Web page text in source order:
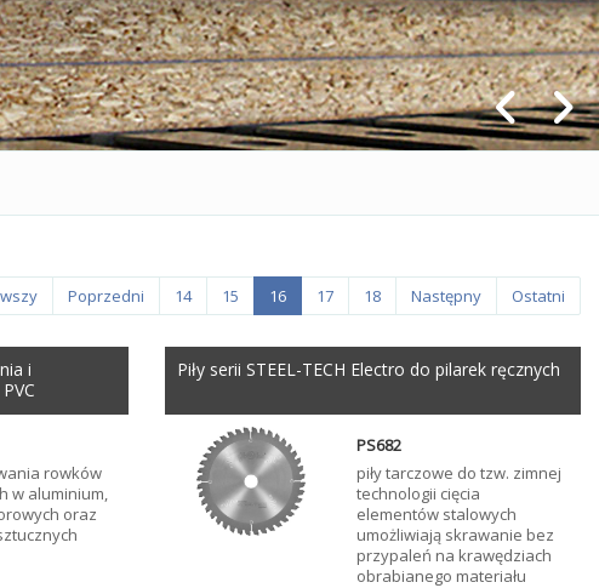
Poprzedni 14 15 16 17 18 Następny Ostatni
i
rowków
w aluminium,
oraz
Piły serii STEEL-TECH Electro do pilarek ręcznych
PS682
piły tarczowe do tzw. zimnej
technologii cięcia
elementów stalowych
umożliwiają skrawanie bez
przypaleń na krawędziach
obrabianego materiału